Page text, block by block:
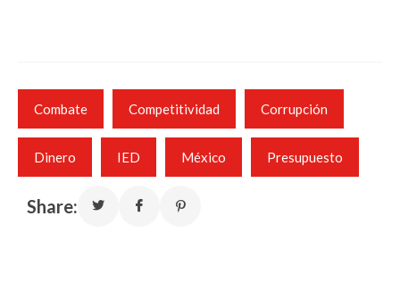
Combate Competitividad Corrupción
Dinero IED México Presupuesto
Share: